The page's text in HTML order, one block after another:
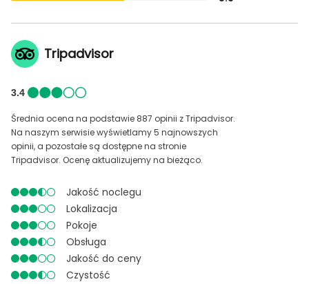
Tripadvisor
3.4
Średnia ocena na podstawie 887 opinii z Tripadvisor.
Na naszym serwisie wyświetlamy 5 najnowszych
opinii, a pozostałe są dostępne na stronie
Tripadvisor. Ocenę aktualizujemy na bieżąco.
Jakość noclegu
Lokalizacja
Pokoje
Obsługa
Jakość do ceny
Czystość